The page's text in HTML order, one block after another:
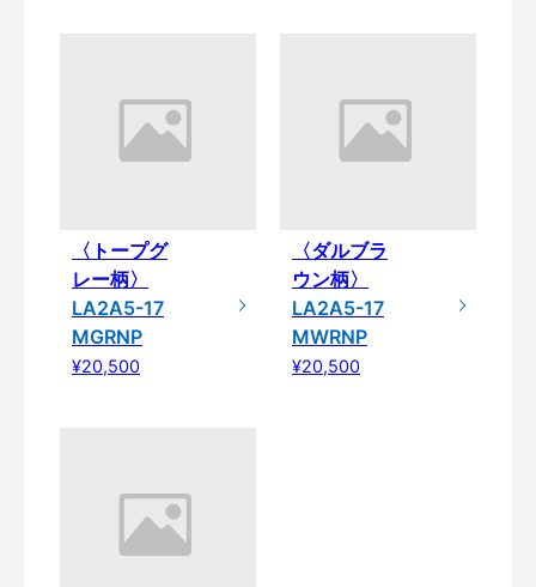
〈トープグ
レー柄〉
LA2A5-17
MGRNP
¥20,500
〈ダルブラ
ウン柄〉
LA2A5-17
MWRNP
¥20,500